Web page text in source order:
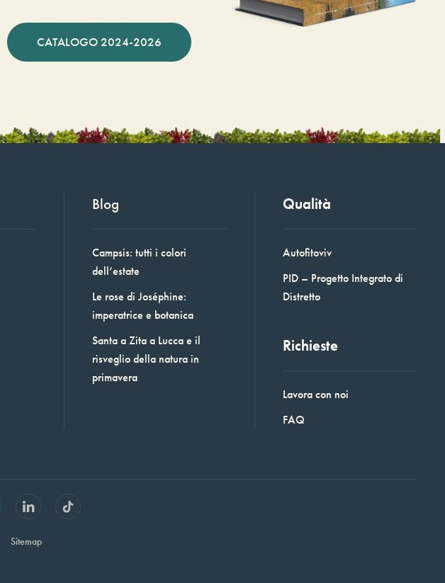
CATALOGO 2024-2026
Blog
Campsis: tutti i colori
dell’estate
Le rose di Joséphine:
imperatrice e botanica
Santa a Zita a Lucca e il
risveglio della natura in
primavera
Qualità
Autofitoviv
PID – Progetto Integrato di
Distretto
Richieste
Lavora con noi
FAQ
Sitemap